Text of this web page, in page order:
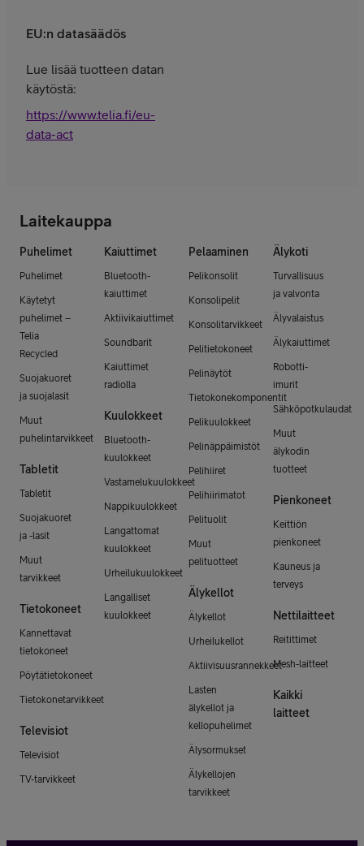
EU:n datasäädös
Lue lisää tuotteen datan
käytöstä:
https://www.telia.fi/eu-
data-act
Laitekauppa
Puhelimet
Puhelimet
Käytetyt
puhelimet –
Telia
Recycled
Suojakuoret
ja suojalasit
Muut
puhelintarvikkeet
Tabletit
Tabletit
Suojakuoret
ja -lasit
Muut
tarvikkeet
Tietokoneet
Kannettavat
tietokoneet
Pöytätietokoneet
Tietokonetarvikkeet
Televisiot
Televisiot
TV-tarvikkeet
Kaiuttimet
Bluetooth-
kaiuttimet
Aktiivikaiuttimet
Soundbarit
Kaiuttimet
radiolla
Kuulokkeet
Bluetooth-
kuulokkeet
Vastamelukuulokkeet
Nappikuulokkeet
Langattomat
kuulokkeet
Urheilukuulokkeet
Langalliset
kuulokkeet
Pelaaminen
Pelikonsolit
Konsolipelit
Konsolitarvikkeet
Pelitietokoneet
Pelinäytöt
Tietokonekomponentit
Pelikuulokkeet
Pelinäppäimistöt
Pelihiiret
Pelihiirimatot
Pelituolit
Muut
pelituotteet
Älykellot
Älykellot
Urheilukellot
Aktiivisuusrannekkeet
Lasten
älykellot ja
kellopuhelimet
Älysormukset
Älykellojen
tarvikkeet
Älykoti
Turvallisuus
ja valvonta
Älyvalaistus
Älykaiuttimet
Robotti-
imurit
Sähköpotkulaudat
Muut
älykodin
tuotteet
Pienkoneet
Keittiön
pienkoneet
Kauneus ja
terveys
Nettilaitteet
Reitittimet
Mesh-laitteet
Kaikki
laitteet